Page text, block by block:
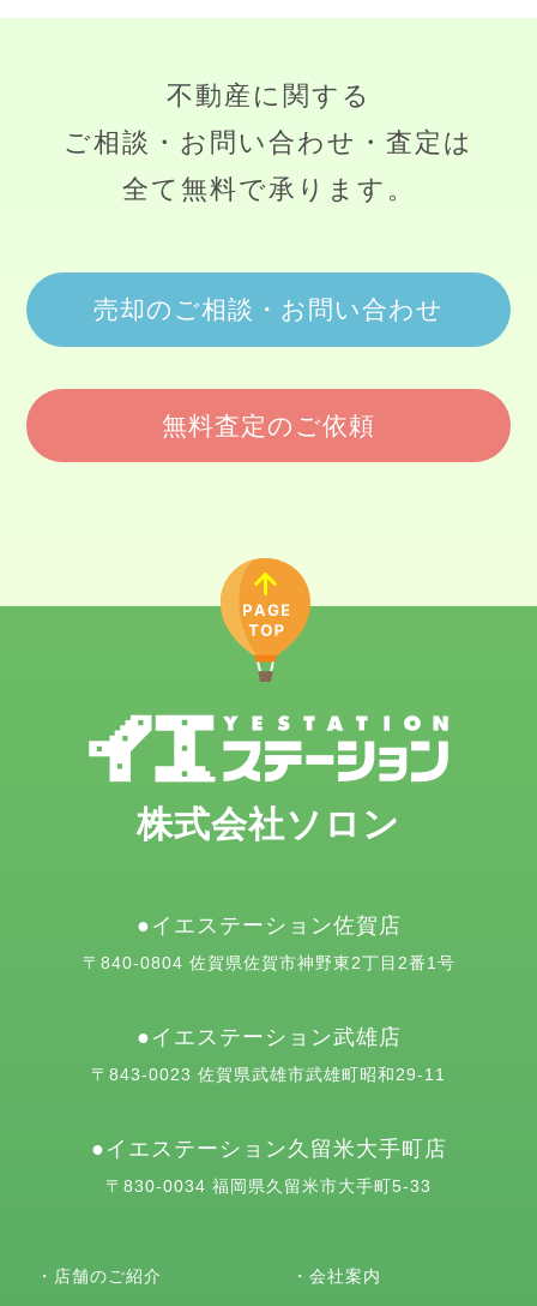
不動産に関する
ご相談・お問い合わせ・査定は
全て無料で承ります。
売却のご相談・お問い合わせ
無料査定のご依頼
株式会社ソロン
イエステーション佐賀店
〒840-0804 佐賀県佐賀市神野東2丁目2番1号
イエステーション武雄店
〒843-0023 佐賀県武雄市武雄町昭和29-11
イエステーション久留米大手町店
〒830-0034 福岡県久留米市大手町5-33
・ 店舗のご紹介 ・会社案内